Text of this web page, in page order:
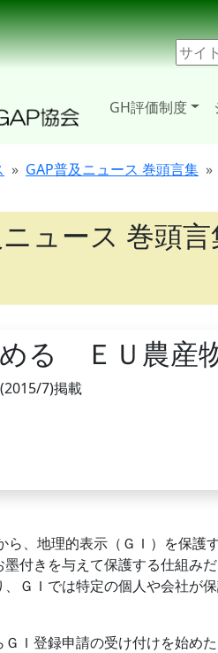
GH評価制度
GAP普及ニュース 巻頭言集
ニュース 巻頭言
める ＥＵ農産
7)掲載
、地理的表示（ＧＩ）を保護
付きを与えて保護する仕組み
ＧＩでは特定の個人や会社が
Ｉ登録申請の受け付けを始め